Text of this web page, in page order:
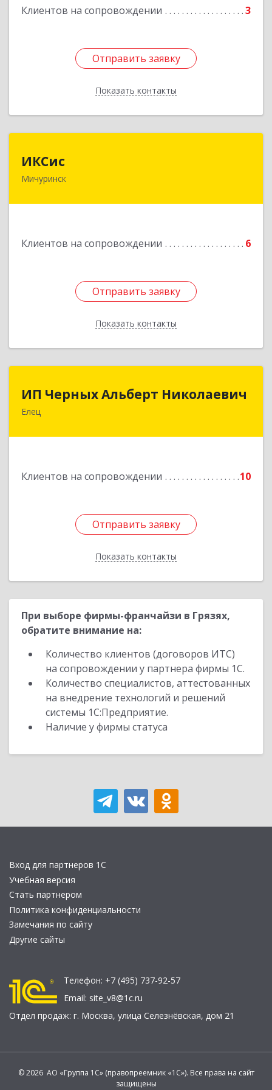
Клиентов на сопровождении 3
Отправить заявку
Показать контакты
Отправить заявку
Назад
ИКСис
Мичуринск
Клиентов на сопровождении 6
Отправить заявку
Показать контакты
Отправить заявку
Назад
ИП Черных Альберт Николаевич
Елец
Клиентов на сопровождении 10
Отправить заявку
Показать контакты
ИП Черных Альберт Николаевич
399771, Липецкая обл, Елец г, Н.Гусевой ул, 56А
Отправить заявку
Назад
При выборе фирмы-франчайзи в Грязях,
обратите внимание на:
Количество клиентов (договоров ИТС)
на сопровождении у партнера фирмы 1С.
Количество специалистов, аттестованных
на внедрение технологий и решений
системы 1С:Предприятие.
Наличие у фирмы статуса
Вход для партнеров 1С
Учебная версия
Стать партнером
Политика конфиденциальности
Замечания по сайту
Другие сайты
Телефон: +7 (495) 737-92-57
Email: site_v8@1c.ru
Отдел продаж: г. Москва, улица Селезнёвская, дом 21
© 2026 АО «Группа 1С» (правопреемник «1С»). Все права на сайт
защищены